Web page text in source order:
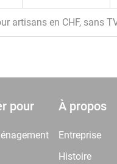
artisans en CHF, sans
pour À propos
Entreprise
Histoire